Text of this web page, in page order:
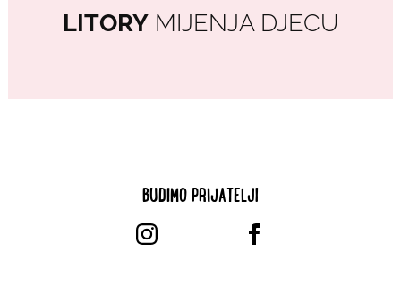
LITORYMIJENJA DJECU
BUDIMO PRIJATELJI